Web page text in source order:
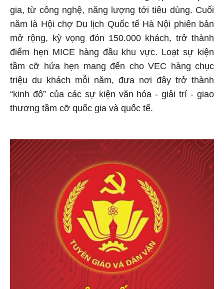
gia, từ công nghệ, năng lượng tới tiêu dùng. Cuối
năm là Hội chợ Du lịch Quốc tế Hà Nội phiên bản
mở rộng, kỳ vọng đón 150.000 khách, trở thành
điểm hẹn MICE hàng đầu khu vực. Loạt sự kiện
tầm cỡ hứa hẹn mang đến cho VEC hàng chục
triệu du khách mỗi năm, đưa nơi đây trở thành
“kinh đô” của các sự kiện văn hóa - giải trí - giao
thương tầm cỡ quốc gia và quốc tế.